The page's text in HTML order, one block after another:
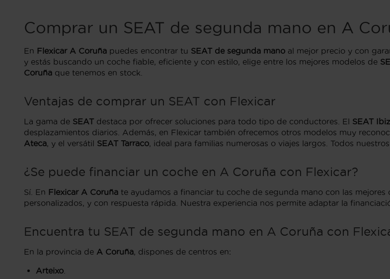
Comprar un SEAT de segunda mano en A
En Flexicar A Coruña puedes encontrar tu SEAT de segunda mano al mejor precio y con
y estás buscando un coche fiable, eficiente y con estilo, elige entre los mejores modelos de
Coruña que tenemos en stock.
Ventajas de comprar un SEAT con Flexicar
La gama de SEAT destaca por ofrecer soluciones para todo tipo de conductores. El SEAT
desplazamientos diarios. Además, en Flexicar también ofrecemos otros modelos muy
Ateca, y el versátil SEAT Tarraco, ideal para familias numerosas o viajes largos. Todos
¿Se puede financiar un coche en A Coruña con Flexicar?
Sí. En Flexicar A Coruña te ayudamos a financiar tu coche de segunda mano con las
personalizados, y con respuesta rápida. Nuestra experiencia nos permite adaptar la
Encuentra tu SEAT de segunda mano en A Coruña con
En la provincia de A Coruña, dispones de centros en:
Arteixo